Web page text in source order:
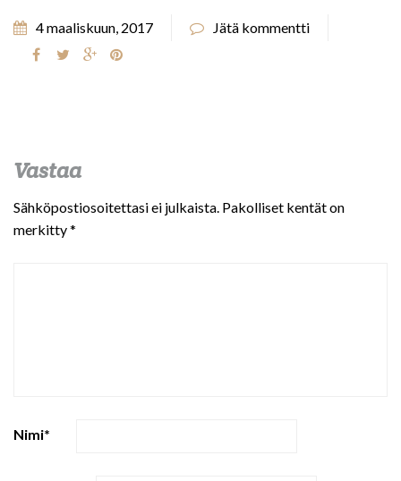
4 maaliskuun, 2017 Jätä kommentti
Vastaa
Sähköpostiosoitettasi ei julkaista. Pakolliset kentät on
merkitty*
Nimi*